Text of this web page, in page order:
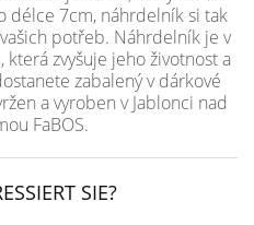
délce 7cm, náhrdelník si tak
potřeb. Náhrdelník je v
zvyšuje jeho životnost a
zabalený v dárkové
a vyroben v Jablonci nad
FaBOS.
SIE?